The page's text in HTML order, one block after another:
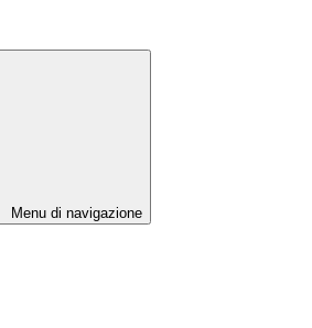
Menu di navigazione